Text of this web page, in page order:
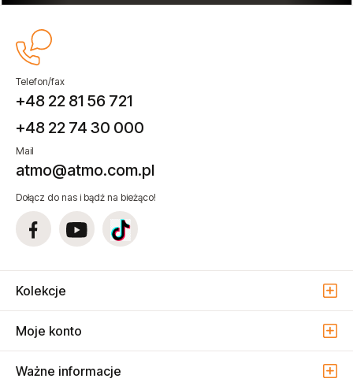
Telefon/fax
+48 22 81 56 721
+48 22 74 30 000
Mail
atmo@atmo.com.pl
Dołącz do nas i bądź na bieżąco!
Kolekcje
Moje konto
Ważne informacje